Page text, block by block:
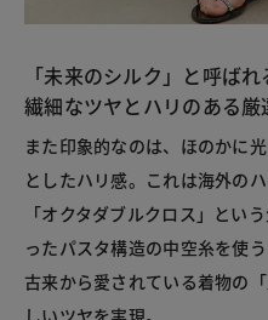
「未来のシルク」と呼ばれ
繊細なツヤとハリのある厳
また印象的なのは、ほのかに
としたハリ感。これは海外の
「オクタダブルクロス」とい
ったパスタ構造の中空糸を使
古来から愛されている着物の
しいツヤを実現。